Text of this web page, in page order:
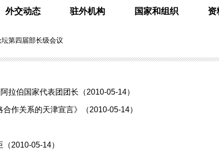
外交动态 驻外机构 国家和组织 资
第四届部长级会议
拉伯国家代表团团长（2010-05-14）
作关系的天津宣言》（2010-05-14）
2010-05-14）